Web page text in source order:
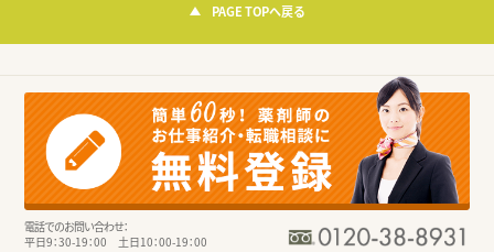
PAGE TOPへ戻る
電話でのお問い合わせ：
平日9：30-19：00 土日10：00-19：00